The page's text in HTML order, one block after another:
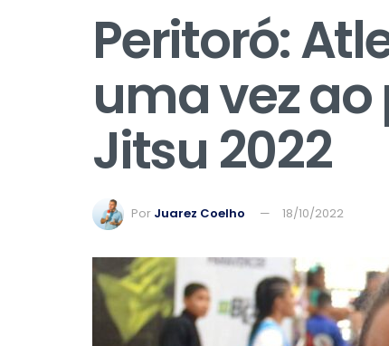
Peritoró:
uma vez
Jitsu 2022
Por Juarez Coelho 18/10/2022